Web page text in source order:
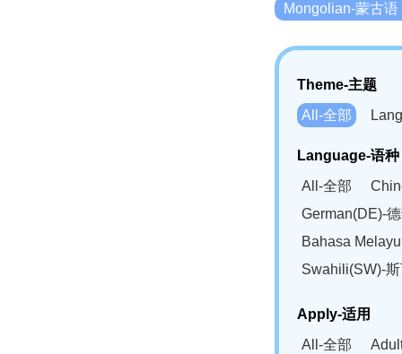
Mongolian-蒙古语
Theme-主题
All-全部
Language-语种
All-全部
German(DE)-
Bahasa
Swahili(SW)-
Apply-适用
All-全部